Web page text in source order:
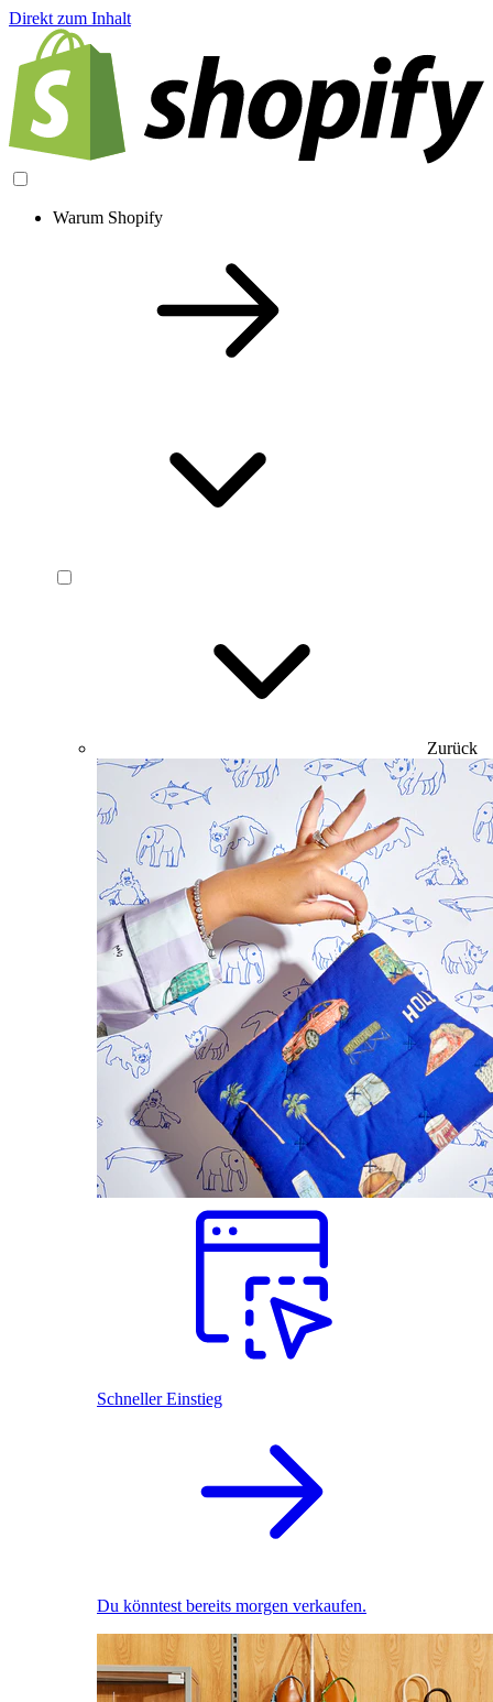
Direkt zum Inhalt
Warum Shopify
Zurück
Schneller Einstieg
Du könntest bereits morgen verkaufen.